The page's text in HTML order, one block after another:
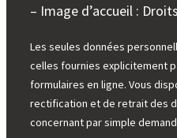
– Image d’accueil :
Les seules données
celles fournies explicitement
formulaires en ligne. Vous
rectification et de retrait des
concernant par simple